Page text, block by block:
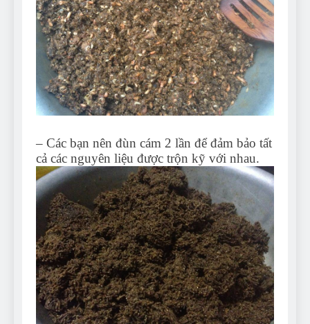
– Các bạn nên đùn cám 2 lần để đảm bảo tất
cả các nguyên liệu được trộn kỹ với nhau.